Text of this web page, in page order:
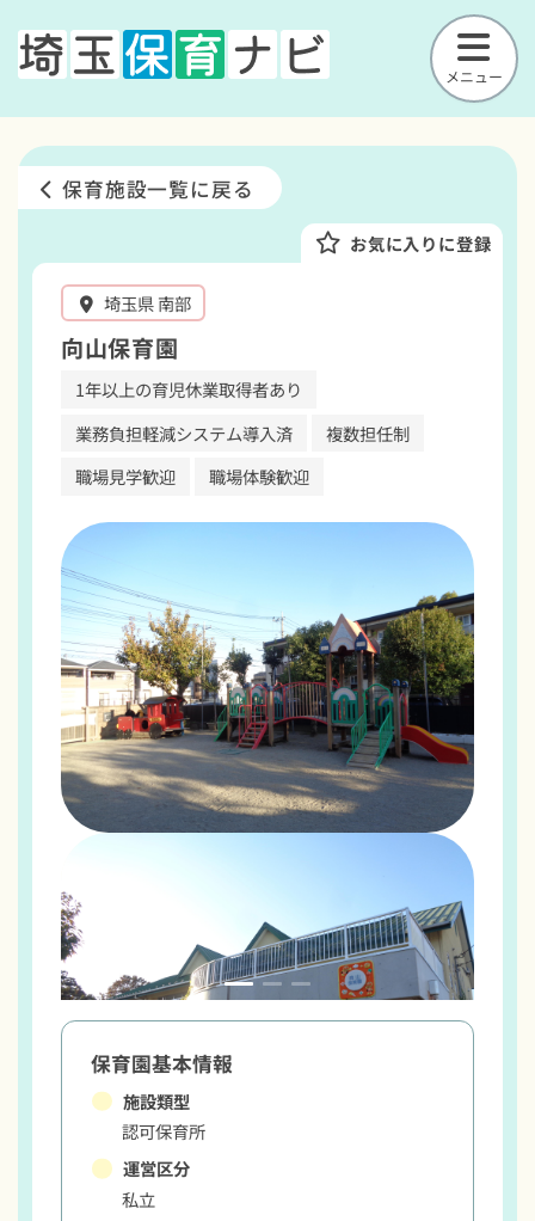
メニュー
保育施設一覧に戻る
お気に入りに登録
埼玉県 南部
向山保育園
1年以上の育児休業取得者あり
業務負担軽減システム導入済
複数担任制
職場見学歓迎
職場体験歓迎
保育園基本情報
施設類型
認可保育所
運営区分
私立